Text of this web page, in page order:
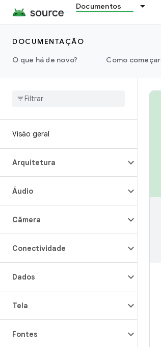
Documentos
DOCUMENTAÇÃO
O que há de novo?
Como começar
Visão geral
Arquitetura
Áudio
Câmera
Conectividade
Dados
Tela
Fontes